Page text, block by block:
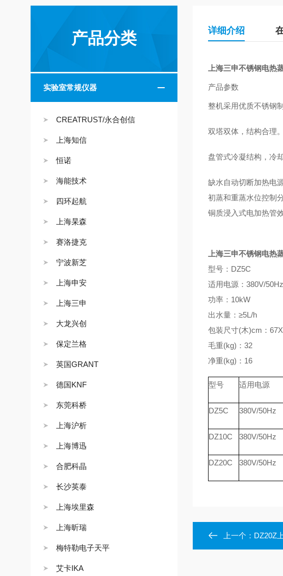
产品分类
实验室常规仪器
CREATRUST/永合创信
上海知信
恒诺
海能技术
四环起航
上海杲森
赛洛捷克
宁波新芝
上海申安
上海三申
大龙兴创
保定兰格
英国GRANT
德国KNF
东莞科桥
上海沪析
上海博迅
合肥科晶
长沙英泰
上海埃里森
上海昕瑞
梅特勒电子天平
艾卡IKA
详细介绍
上海三申不锈钢电热
产品参数
整机采用优质不锈钢制
双塔双体，结构合理。
盘管式冷凝结构，冷
缺水自动切断加热电
初蒸和重蒸水位控制
铜质浸入式电加热管
上海三申不锈钢电热
型号：DZ5C
适用电源：380V/50Hz
功率：10kW
出水量：≥5L/h
包装尺寸(木)cm：
毛重(kg)：32
净重(kg)：16
型号 适用电源
DZ5C 380V/50Hz
DZ10C 380V/50Hz
DZ20C 380V/50Hz
上一个： DZ20Z上